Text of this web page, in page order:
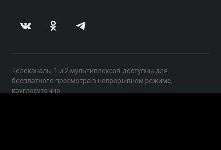
Телеканалы 1 и 2 мультиплексов доступны для
бесплатного просмотра в непрерывном режиме,
круглосуточно.